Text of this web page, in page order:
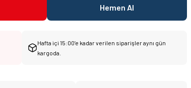
Hemen Al
Hafta içi 15:00’e kadar verilen siparişler aynı gün
kargoda.